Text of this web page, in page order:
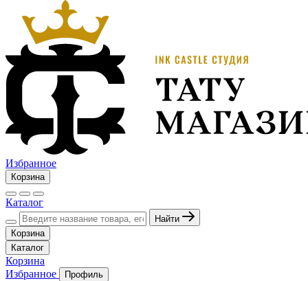
Избранное
Корзина
Каталог
Найти
Корзина
Каталог
Корзина
Избранное
Профиль